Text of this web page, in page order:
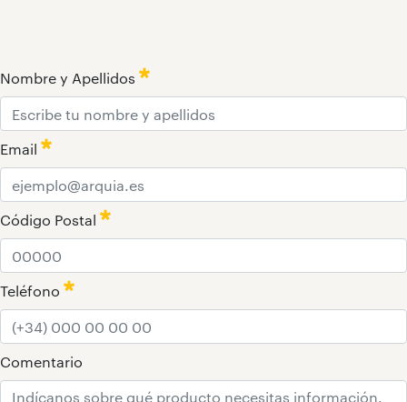
Nombre y Apellidos
:
0/ 280
Email
:
0/ 280
Código Postal
:
0/ 280
Teléfono
:
0/ 280
Comentario